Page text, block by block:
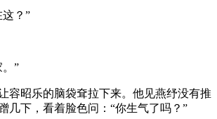
？”
”
容昭乐的脑袋耷拉下来。他见燕纾没有推
几下，看着脸色问：“你生气了吗？”